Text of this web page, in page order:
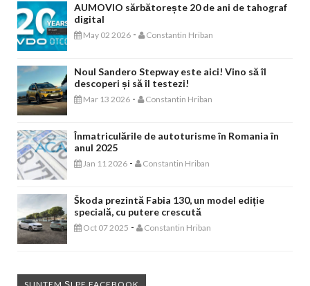
AUMOVIO sărbătorește 20 de ani de tahograf
digital
May 02 2026 - Constantin Hriban
Noul Sandero Stepway este aici! Vino să îl
descoperi și să îl testezi!
Mar 13 2026 - Constantin Hriban
Înmatriculările de autoturisme în Romania în
anul 2025
Jan 11 2026 - Constantin Hriban
Škoda prezintă Fabia 130, un model ediție
specială, cu putere crescută
Oct 07 2025 - Constantin Hriban